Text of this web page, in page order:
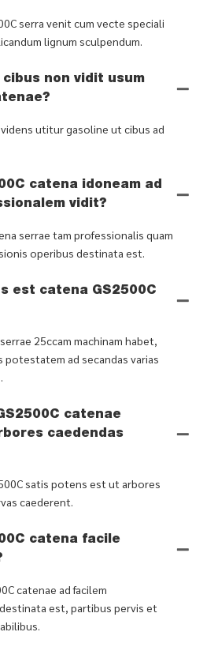
serra venit cum vecte speciali
lignum sculpendum.
cibus non vidit usum
videns utitur gasoline ut cibus ad
catena idoneam ad
vidit?
serrae tam professionalis quam
operibus destinata est.
est catena GS2500C
25ccam machinam habet,
potestatem ad secandas varias
catenae
caedendas
satis potens est ut arbores
caederent.
catena facile
catenae ad facilem
est, partibus pervis et